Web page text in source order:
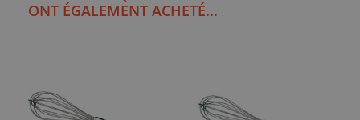
ONT ÉGALEMENT ACHETÉ...